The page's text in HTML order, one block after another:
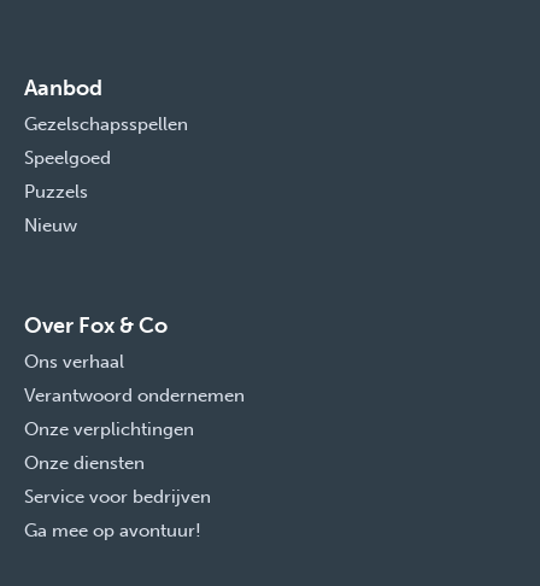
Aanbod
Gezelschapsspellen
Speelgoed
Puzzels
Nieuw
Over Fox & Co
Ons verhaal
Verantwoord ondernemen
Onze verplichtingen
Onze diensten
Service voor bedrijven
Ga mee op avontuur!